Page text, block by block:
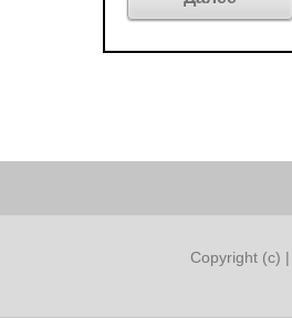
Copyright (c) |